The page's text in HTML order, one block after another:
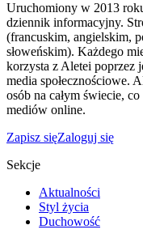
Uruchomiony w 2013
dziennik informacyjny.
(francuskim, angielskim,
słoweńskim). Każdego
korzysta z Aletei poprzez
media społecznościowe.
osób na całym świecie,
mediów online.
Zapisz sięZaloguj się
Sekcje
Aktualności
Styl życia
Duchowość